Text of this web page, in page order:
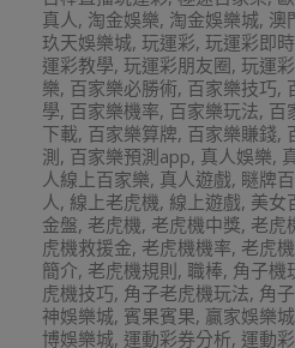
真人, 淘金娛樂, 淘金娛樂城, 澳
玖天娛樂城, 玩運彩, 玩運彩即
運彩教學, 玩運彩朋友圈, 玩運
樂, 百家樂必勝術, 百家樂技巧,
學, 百家樂機率, 百家樂玩法, 百
下載, 百家樂算牌, 百家樂賺錢,
測 , 百家樂預測app, 真人娛樂,
人線上百家樂, 真人遊戲, 瞇牌
人, 線上老虎機, 線上遊戲, 美女
金盤, 老虎機, 老虎機中獎, 老虎
虎機救援金, 老虎機機率, 老虎
簡介, 老虎機規則, 職棒, 角子機
虎機技巧, 角子老虎機玩法, 角
神娛樂城, 賓果賓果, 贏家娛樂城
博娛樂城, 運動彩券分析, 運動